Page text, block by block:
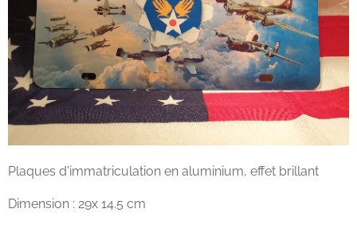
Plaques d'immatriculation en aluminium, effet brillant
Dimension : 29x 14.5 cm